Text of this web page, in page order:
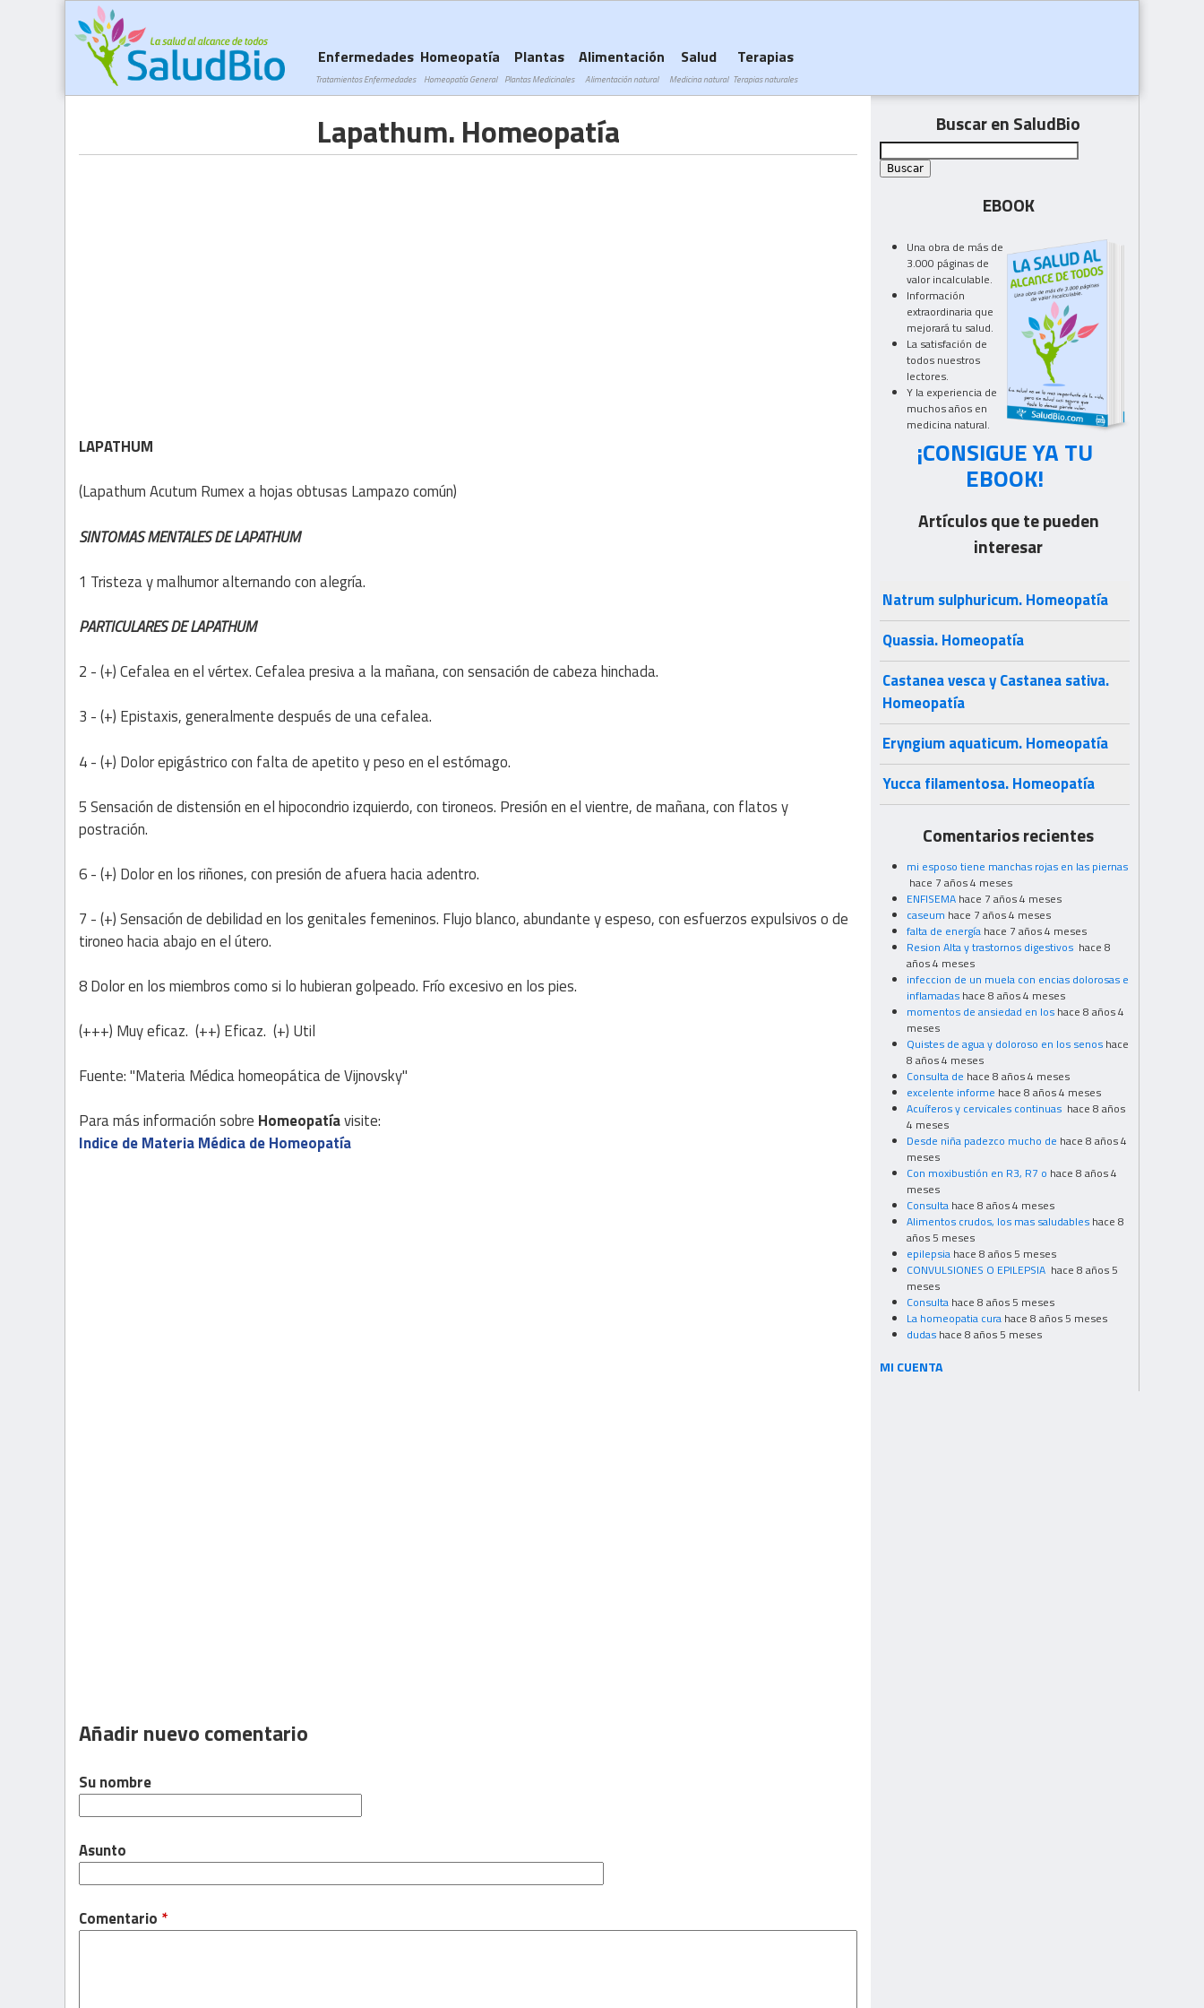
Lapathum. Homeopatía
LAPATHUM
(Lapathum Acutum Rumex a hojas obtusas Lampazo común)
SINTOMAS MENTALES DE LAPATHUM
1 Tristeza y malhumor alternando con alegría.
PARTICULARES DE LAPATHUM
2 - (+) Cefalea en el vértex. Cefalea presiva a la mañana, con sensación de cabeza hinchada.
3 - (+) Epistaxis, generalmente después de una cefalea.
4 - (+) Dolor epigástrico con falta de apetito y peso en el estómago.
5 Sensación de distensión en el hipocondrio izquierdo, con tironeos. Presión en el vientre, de mañana, con flatos y
postración.
6 - (+) Dolor en los riñones, con presión de afuera hacia adentro.
7 - (+) Sensación de debilidad en los genitales femeninos. Flujo blanco, abundante y espeso, con esfuerzos expulsivos o de
tironeo hacia abajo en el útero.
8 Dolor en los miembros como si lo hubieran golpeado. Frío excesivo en los pies.
(+++) Muy eficaz. (++) Eficaz. (+) Util
Fuente: "Materia Médica homeopática de Vijnovsky"
Para más información sobre Homeopatíavisite:
Indice de Materia Médica de Homeopatía
Añadir nuevo comentario
Su nombre
Asunto
Comentario *
Enfermedades
Tratamientos Enfermedades
Homeopatía
Homeopatía General
Plantas
Plantas Medicinales
Alimentación
Alimentación natural
Salud
Medicina natural
Terapias
Terapias naturales
Buscar en SaludBio
EBOOK
Una obra de más de
3.000 páginas de
valor incalculable.
Información
extraordinaria que
mejorará tu salud.
La satisfación de
todos nuestros
lectores.
Y la experiencia de
muchos años en
medicina natural.
¡CONSIGUE YA TU
EBOOK!
Artículos que te pueden
interesar
Natrum sulphuricum. Homeopatía
Quassia. Homeopatía
Castanea vesca y Castanea sativa.
Homeopatía
Eryngium aquaticum. Homeopatía
Yucca filamentosa. Homeopatía
Comentarios recientes
mi esposo tiene manchas rojas en las piernas
hace 7 años 4 meses
ENFISEMA hace 7 años 4 meses
caseum hace 7 años 4 meses
falta de energía hace 7 años 4 meses
Resion Alta y trastornos digestivos hace 8
años 4 meses
infeccion de un muela con encias dolorosas e
inflamadas hace 8 años 4 meses
momentos de ansiedad en los hace 8 años 4
meses
Quistes de agua y doloroso en los senos hace
8 años 4 meses
Consulta de hace 8 años 4 meses
excelente informe hace 8 años 4 meses
Acuíferos y cervicales continuas hace 8 años
4 meses
Desde niña padezco mucho de hace 8 años 4
meses
Con moxibustión en R3, R7 o hace 8 años 4
meses
Consulta hace 8 años 4 meses
Alimentos crudos, los mas saludables hace 8
años 5 meses
epilepsia hace 8 años 5 meses
CONVULSIONES O EPILEPSIA hace 8 años 5
meses
Consulta hace 8 años 5 meses
La homeopatia cura hace 8 años 5 meses
dudas hace 8 años 5 meses
MI CUENTA